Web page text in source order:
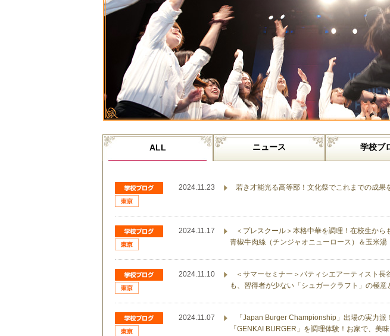
ALL ニュース 学校ブ
2024.11.23 若き才能光る高等部！文化祭でこれまでの成果
2024.11.17
＜プレスクール＞本格中華を調理！在校生から
青椒牛肉絲（チンジャオニューロース）＆玉米湯
2024.11.10
＜サマーセミナー＞パティシエアーティスト
も、習得者が少ない「シュガークラフト」の極意
2024.11.07
「Japan Burger Championship」出場の実力
「GENKAI BURGER」を調理体験！お家で、美